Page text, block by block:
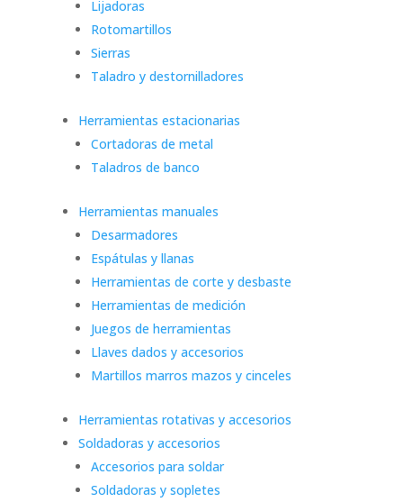
Lijadoras
Rotomartillos
Sierras
Taladro y destornilladores
Herramientas estacionarias
Cortadoras de metal
Taladros de banco
Herramientas manuales
Desarmadores
Espátulas y llanas
Herramientas de corte y desbaste
Herramientas de medición
Juegos de herramientas
Llaves dados y accesorios
Martillos marros mazos y cinceles
Herramientas rotativas y accesorios
Soldadoras y accesorios
Accesorios para soldar
Soldadoras y sopletes